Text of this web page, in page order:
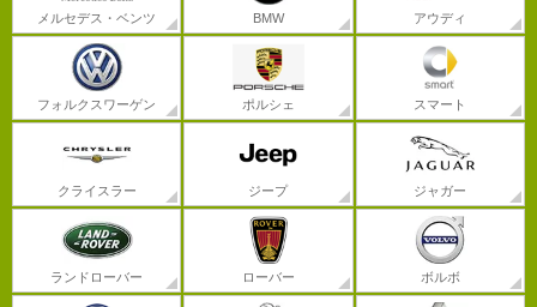
メルセデス・ベンツ BMW アウディ
フォルクスワーゲン ポルシェ スマート
クライスラー ジープ ジャガー
ランドローバー ローバー ボルボ